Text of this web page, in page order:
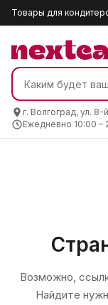
Товары для
г. Волгоград, ул.
Ежедневно 10:00 –
Возможно,
Найдите